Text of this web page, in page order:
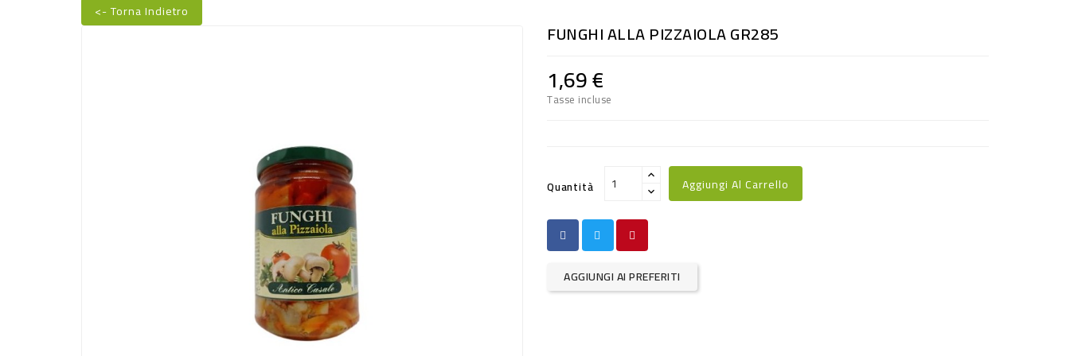
<- Torna Indietro
FUNGHI ALLA PIZZAIOLA GR285
1,69 €
Tasse incluse
Quantità Aggiungi Al Carrello
AGGIUNGI AI PREFERITI